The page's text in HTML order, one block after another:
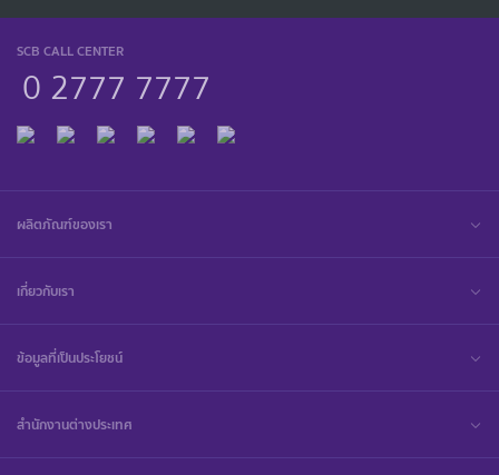
SCB CALL CENTER
0 2777 7777
ผลิตภัณฑ์ของเรา
เกี่ยวกับเรา
ข้อมูลที่เป็นประโยชน์
สำนักงานต่างประเทศ